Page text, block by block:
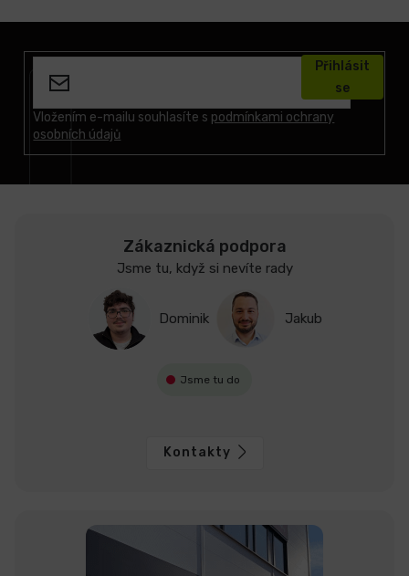
Vložením e-mailu souhlasíte s podmínkami ochrany
osobních údajů
Přihlásit
se
Zákaznická podpora
Jsme tu, když si nevíte rady
Dominik Jakub
Jsme tu do
Kontakty